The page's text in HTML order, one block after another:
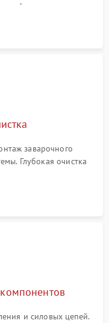
кофемолки на слух.
воды для выявления
заварочного
Глубокая очистка
жмыха и накипи.
с использованием
и силовых цепей.